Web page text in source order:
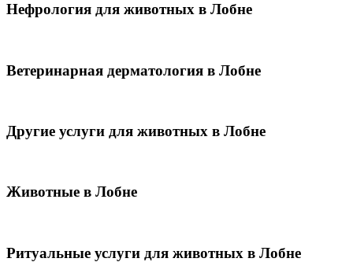
Нефрология для животных в Лобне
Ветеринарная дерматология в Лобне
Другие услуги для животных в Лобне
Животные в Лобне
Ритуальные услуги для животных в Лобне